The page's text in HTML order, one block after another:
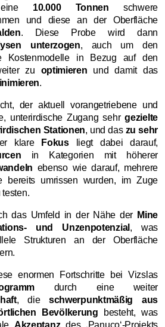
10.000 Tonnen schwere
und diese an der Oberfläche
. Diese Probe wird dann
unterzogen, auch um den
Kostenmodelle in Bezug auf den
zu optimieren und damit das
.
der aktuell vorangetriebene und
unterirdische Zugang sehrgezielte
Stationen, und das zu sehr
klare Fokusliegt dabei darauf,
in Kategorien mit höherer
ebenso wie darauf, mehrere
bereits umrissen wurden, im Zuge
das Umfeld in der Nähe der Mine
und Unzenpotenzial , was
Strukturen an der Oberfläche
enormen Fortschritte bei Vizslas
durch eine weiter
, die schwerpunktmäßig aus
Bevölkerung besteht, was